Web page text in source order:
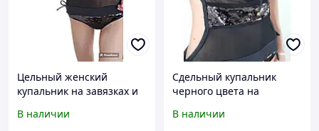
Цельный женский
купальник на завязках и
цвета с паетками
В наличии
Сдельный купальник
черного цвета на
В наличии